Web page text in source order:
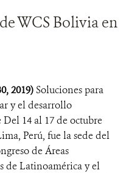
WCS Bolivia en
2019)Soluciones para
y el desarrollo
Del 14 al 17 de octubre
Perú, fue la sede del
de Áreas
de Latinoamérica y el